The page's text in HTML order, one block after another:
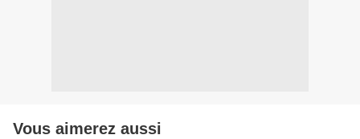
Vous aimerez aussi